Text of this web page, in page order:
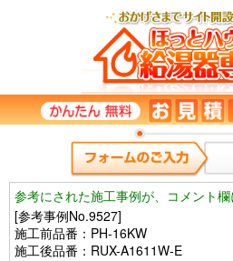
参考にされた施工事例が、コメント
[参考事例No.9527]
施工前品番：PH-16KW
施工後品番：RUX-A1611W-E